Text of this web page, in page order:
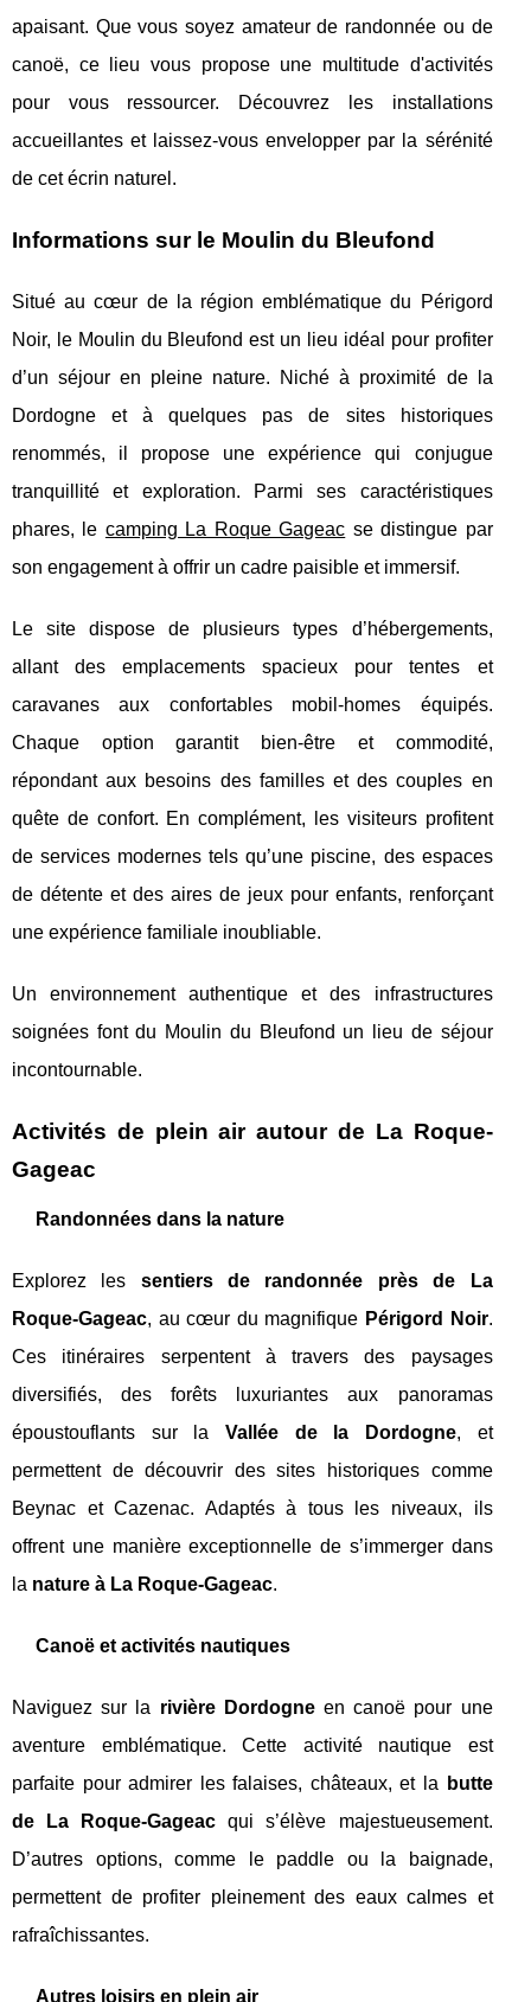
apaisant. Que vous soyez amateur de randonnée ou de
canoë, ce lieu vous propose une multitude d'activités
pour vous ressourcer. Découvrez les installations
accueillantes et laissez-vous envelopper par la sérénité
de cet écrin naturel.
Informations sur le Moulin du Bleufond
Situé au cœur de la région emblématique du Périgord
Noir, le Moulin du Bleufond est un lieu idéal pour profiter
d’un séjour en pleine nature. Niché à proximité de
la
Dordogne et à quelques pas de sites historiques
renommés, il propose une expérience qui conjugue
tranquillité et exploration. Parmi ses caractéristiques
phares, le camping La Roque Gageac se distingue par
son engagement à offrir un cadre paisible et immersif.
Le site dispose de plusieurs types d’hébergements,
allant des emplacements spacieux pour tentes et
caravanes aux confortables mobil-homes équipés.
Chaque option garantit bien-être et commodité,
répondant aux besoins des familles et des couples en
quête de confort. En complément, les visiteurs profitent
de services modernes tels qu’une piscine, des espaces
de détente et des aires de jeux pour enfants, renforçant
une expérience familiale inoubliable.
Un environnement authentique et des infrastructures
soignées font du Moulin du Bleufond un lieu de séjour
incontournable.
Activités de plein air autour de La Roque-
Gageac
Randonnées dans la nature
Explorez les sentiers de randonnée près de La
Roque-Gageac, au cœur du magnifique Périgord Noir.
Ces itinéraires serpentent à travers des paysages
diversifiés, des forêts luxuriantes aux panoramas
époustouflants sur la Vallée de la Dordogne, et
permettent de découvrir des sites historiques comme
Beynac et Cazenac. Adaptés à tous les niveaux, ils
offrent une manière exceptionnelle de s’immerger dans
la nature à La Roque-Gageac.
Canoë et activités nautiques
Naviguez sur la rivière Dordogneen canoë pour une
aventure emblématique. Cette activité nautique est
parfaite pour admirer les falaises, châteaux, et la
butte
de La Roque-Gageac qui s’élève majestueusement.
D’autres options, comme le paddle ou la baignade,
permettent de profiter pleinement des eaux calmes et
rafraîchissantes.
Autres loisirs en plein air